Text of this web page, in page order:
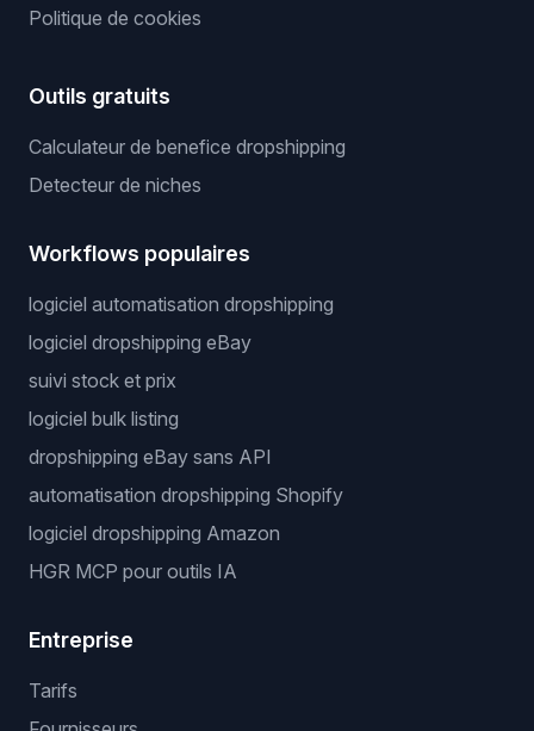
Politique de cookies
Outils gratuits
Calculateur de benefice dropshipping
Detecteur de niches
Workflows populaires
logiciel automatisation dropshipping
logiciel dropshipping eBay
suivi stock et prix
logiciel bulk listing
dropshipping eBay sans API
automatisation dropshipping Shopify
logiciel dropshipping Amazon
HGR MCP pour outils IA
Entreprise
Tarifs